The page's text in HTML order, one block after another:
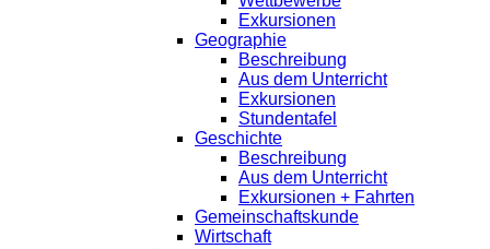
Exkursionen
Geographie
Beschreibung
Aus dem Unterricht
Exkursionen
Stundentafel
Geschichte
Beschreibung
Aus dem Unterricht
Exkursionen + Fahrten
Gemeinschaftskunde
Wirtschaft